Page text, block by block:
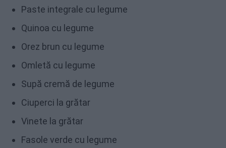
Paste integrale cu legume
Quinoa cu legume
Orez brun cu legume
Omletă cu legume
Supă cremă de legume
Ciuperci la grătar
Vinete la grătar
Fasole verde cu legume